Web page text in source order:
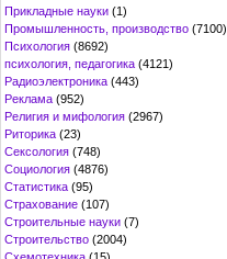
Прикладные науки (1)
Промышленность, производство (7100)
Психология (8692)
психология, педагогика (4121)
Радиоэлектроника (443)
Реклама (952)
Религия и мифология (2967)
Риторика (23)
Сексология (748)
Социология (4876)
Статистика (95)
Страхование (107)
Строительные науки (7)
Строительство (2004)